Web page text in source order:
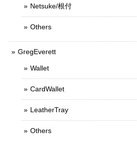
Netsuke/根付
Others
GregEverett
Wallet
CardWallet
LeatherTray
Others